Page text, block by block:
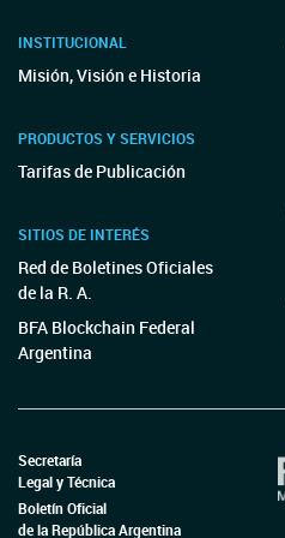
INSTITUCIONAL
Misión, Visión e Historia
PRODUCTOS Y SERVICIOS
Tarifas de Publicación
SITIOS DE INTERÉS
Red de Boletines Oficiales
de la R. A.
BFA Blockchain Federal
Argentina
Secretaría
Legal y Técnica
Boletín Oficial
de la República Argentina